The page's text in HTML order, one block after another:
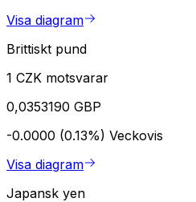
Visa diagram
Brittiskt pund
1 CZK motsvarar
0,0353190 GBP
-0.0000 (0.13%) Veckovis
Visa diagram
Japansk yen